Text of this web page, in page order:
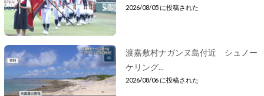
2026/08/05 に投稿された
渡嘉敷村ナガンヌ島付近 シュノー
ケリング...
2026/08/06 に投稿された